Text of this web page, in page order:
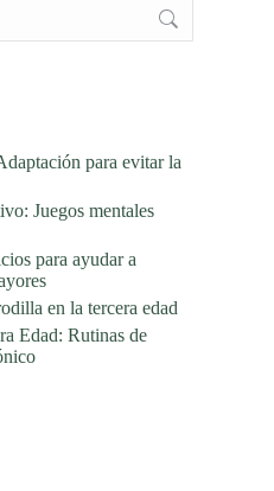
para evitar la
Juegos mentales
para ayudar a
en la tercera edad
Edad: Rutinas de